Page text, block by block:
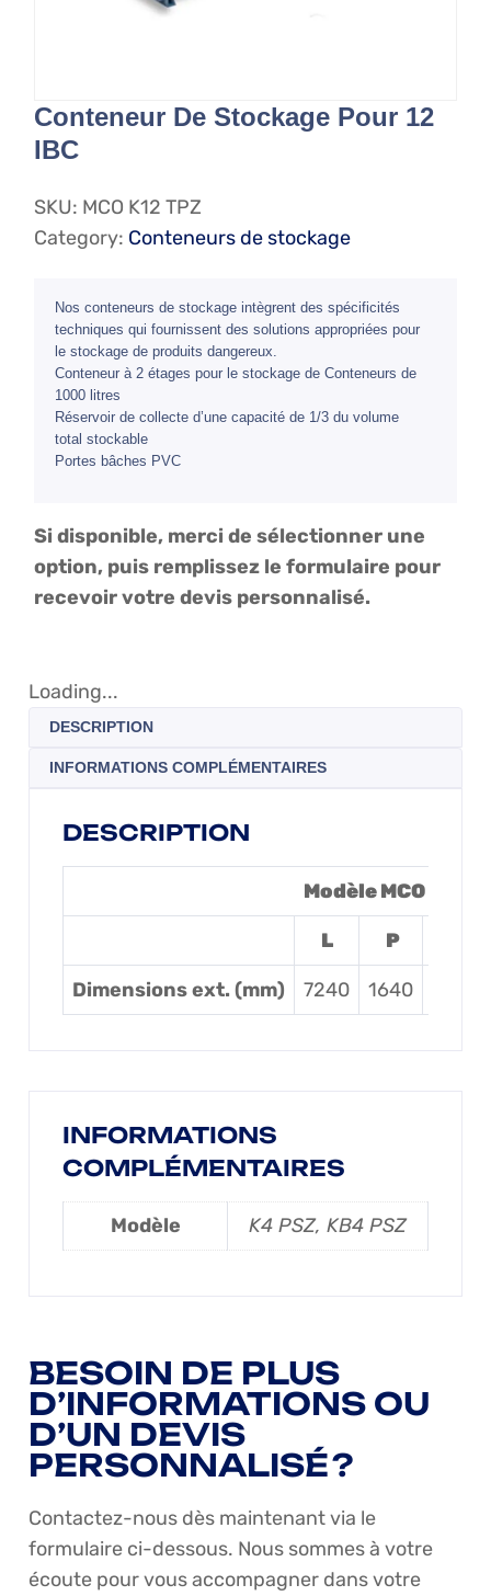
Conteneur De Stockage Pour 12
IBC
SKU: MCO K12 TPZ
Category: Conteneurs de stockage
Nos conteneurs de stockage intègrent des spécificités
techniques qui fournissent des solutions appropriées pour
le stockage de produits dangereux.
Conteneur à 2 étages pour le stockage de Conteneurs de
1000 litres
Réservoir de collecte d’une capacité de 1/3 du volume
total stockable
Portes bâches PVC
Si disponible, merci de sélectionner une
option, puis remplissez le formulaire pour
recevoir votre devis personnalisé.
Loading...
DESCRIPTION
INFORMATIONS COMPLÉMENTAIRES
DESCRIPTION
Modèle MCO K12
L P
Dimensions ext. (mm) 7240 1640
INFORMATIONS
COMPLÉMENTAIRES
Modèle K4 PSZ, KB4 PSZ
BESOIN DE PLUS
D’INFORMATIONS OU
D’UN DEVIS
PERSONNALISÉ ?
Contactez-nous dès maintenant via le
formulaire ci-dessous. Nous sommes à votre
écoute pour vous accompagner dans votre